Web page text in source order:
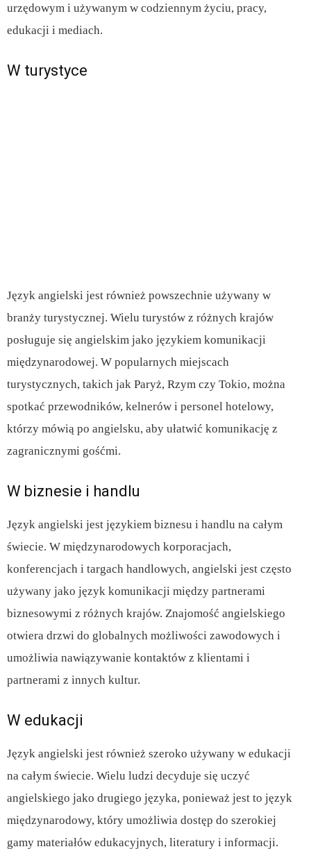
urzędowym i używanym w codziennym życiu, pracy,
edukacji i mediach.
W turystyce
Język angielski jest również powszechnie używany w
branży turystycznej. Wielu turystów z różnych krajów
posługuje się angielskim jako językiem komunikacji
międzynarodowej. W popularnych miejscach
turystycznych, takich jak Paryż, Rzym czy Tokio, można
spotkać przewodników, kelnerów i personel hotelowy,
którzy mówią po angielsku, aby ułatwić komunikację z
zagranicznymi gośćmi.
W biznesie i handlu
Język angielski jest językiem biznesu i handlu na całym
świecie. W międzynarodowych korporacjach,
konferencjach i targach handlowych, angielski jest często
używany jako język komunikacji między partnerami
biznesowymi z różnych krajów. Znajomość angielskiego
otwiera drzwi do globalnych możliwości zawodowych i
umożliwia nawiązywanie kontaktów z klientami i
partnerami z innych kultur.
W edukacji
Język angielski jest również szeroko używany w edukacji
na całym świecie. Wielu ludzi decyduje się uczyć
angielskiego jako drugiego języka, ponieważ jest to język
międzynarodowy, który umożliwia dostęp do szerokiej
gamy materiałów edukacyjnych, literatury i informacji.